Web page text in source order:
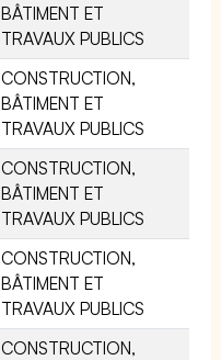
BÂTIMENT ET
TRAVAUX PUBLICS
CONSTRUCTION,
BÂTIMENT ET
TRAVAUX PUBLICS
CONSTRUCTION,
BÂTIMENT ET
TRAVAUX PUBLICS
CONSTRUCTION,
BÂTIMENT ET
TRAVAUX PUBLICS
CONSTRUCTION,